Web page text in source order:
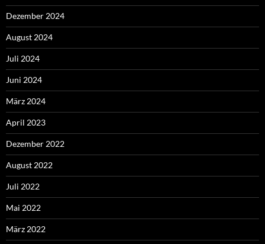
Dezember 2024
August 2024
Juli 2024
Juni 2024
März 2024
April 2023
Dezember 2022
August 2022
Juli 2022
Mai 2022
März 2022